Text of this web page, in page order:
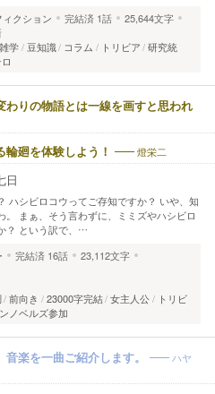
クション 完結済 1話
25,644文字
雑学 豆知識 コラム トリビア 研究統
わりの物語とは一線を画すと思われ
廻を体験しよう！ 燈栄二
日
ハシビロコウってご存知ですか？ いや、知
。 まぁ、そう言わずに、ミミズやハシビロ
？ という訳で、…
完結済 16話
23,112文字
前向き 23000字完結 女主人公
トリビ
ノベルズ参加
楽を一曲ご紹介します。
ハヤ